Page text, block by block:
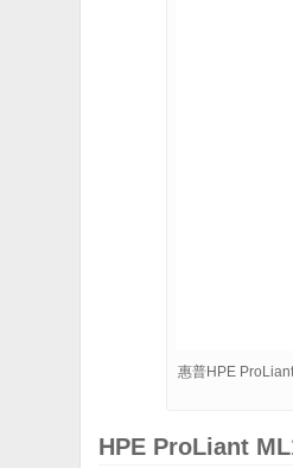
惠普HPE
HPE ProLiant